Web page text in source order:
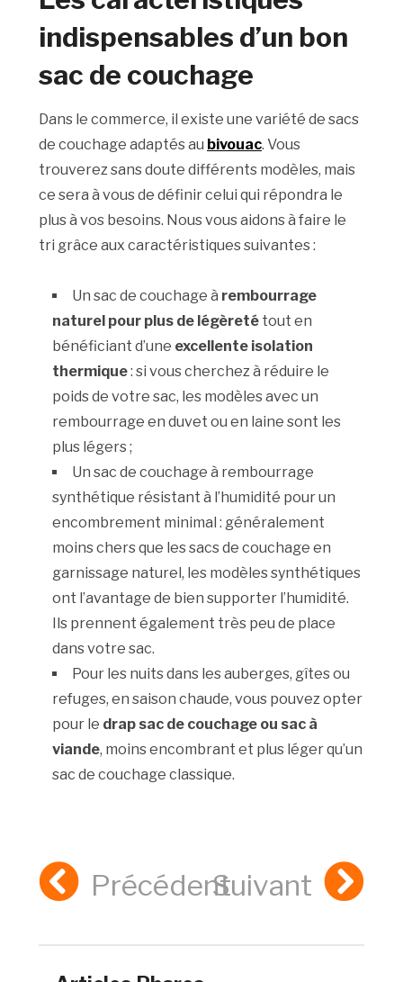
indispensables d’un bon
sac de couchage
Dans le commerce, il existe une variété de sacs
de couchage adaptés au bivouac. Vous
trouverez sans doute différents modèles, mais
ce sera à vous de définir celui qui répondra le
plus à vos besoins. Nous vous aidons à faire le
tri grâce aux caractéristiques suivantes :
Un sac de couchage à rembourrage
naturel pour plus de légèreté tout en
bénéficiant d’une excellente isolation
thermique: si vous cherchez à réduire le
poids de votre sac, les modèles avec un
rembourrage en duvet ou en laine sont les
plus légers ;
Un sac de couchage à rembourrage
synthétique résistant à l’humidité pour un
encombrement minimal : généralement
moins chers que les sacs de couchage en
garnissage naturel, les modèles synthétiques
ont l’avantage de bien supporter l’humidité.
Ils prennent également très peu de place
dans votre sac.
Pour les nuits dans les auberges, gîtes ou
refuges, en saison chaude, vous pouvez opter
pour le drap sac de couchage ou sac à
viande, moins encombrant et plus léger qu’un
sac de couchage classique.
PrécédentSuivant